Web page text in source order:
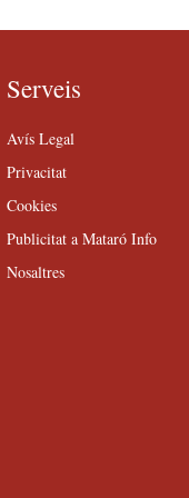
Serveis
Avís Legal
Privacitat
Cookies
Publicitat a Mataró Info
Nosaltres